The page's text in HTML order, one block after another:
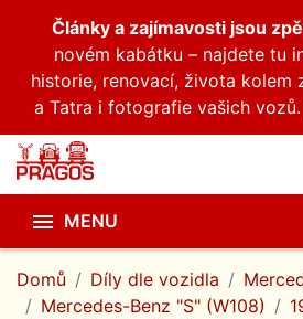
Články a zajímavosti jsou
novém kabátku – najdete tu
historie, renovací, života kolem
a Tatra i fotografie vašich vozů.
 MENU
Domů Díly dle vozidla
Mercedes-Benz "S" (W108)